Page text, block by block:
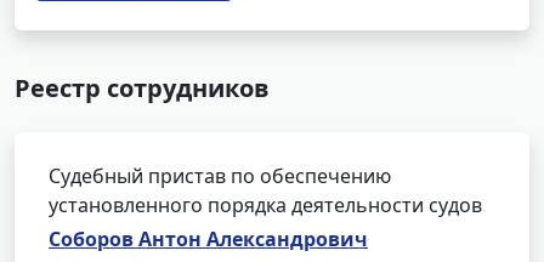
Реестр сотрудников
Судебный пристав по обеспечению
установленного порядка деятельности судов
Соборов Антон Александрович